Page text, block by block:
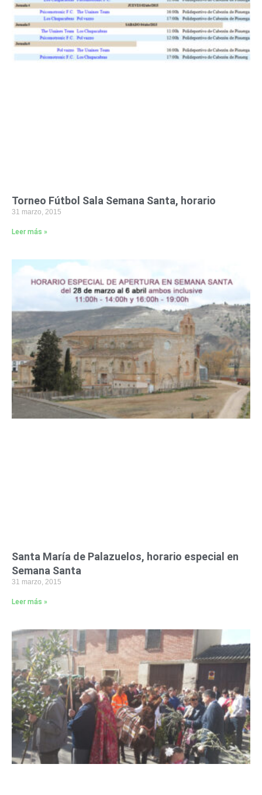
Torneo Fútbol Sala Semana Santa, horario
31 marzo, 2015
Leer más »
Santa María de Palazuelos, horario especial en
Semana Santa
31 marzo, 2015
Leer más »